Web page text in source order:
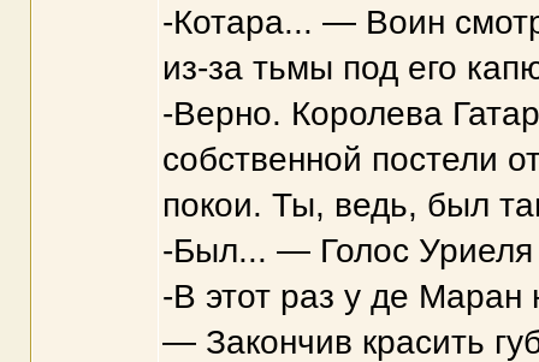
-Котара... — Воин
из-за тьмы под его
-Верно. Королева
собственной постели
покои. Ты, ведь, был
-Был... — Голос
-В этот раз у де Маран
— Закончив красить